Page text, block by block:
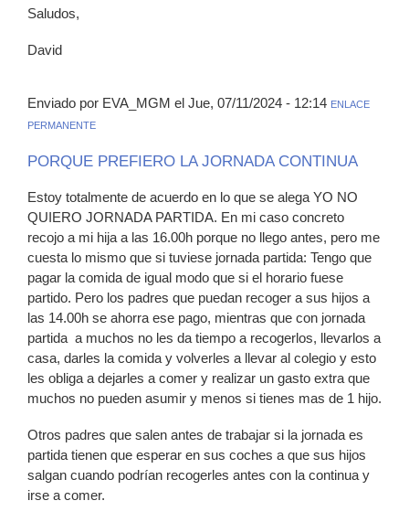
Saludos,
David
Enviado por EVA_MGM el Jue, 07/11/2024 - 12:14 ENLACE
PERMANENTE
PORQUE PREFIERO LA JORNADA CONTINUA
Estoy totalmente de acuerdo en lo que se alega YO NO
QUIERO JORNADA PARTIDA. En mi caso concreto
recojo a mi hija a las 16.00h porque no llego antes, pero me
cuesta lo mismo que si tuviese jornada partida: Tengo que
pagar la comida de igual modo que si el horario fuese
partido. Pero los padres que puedan recoger a sus hijos a
las 14.00h se ahorra ese pago, mientras que con jornada
partida a muchos no les da tiempo a recogerlos, llevarlos a
casa, darles la comida y volverles a llevar al colegio y esto
les obliga a dejarles a comer y realizar un gasto extra que
muchos no pueden asumir y menos si tienes mas de 1 hijo.
Otros padres que salen antes de trabajar si la jornada es
partida tienen que esperar en sus coches a que sus hijos
salgan cuando podrían recogerles antes con la continua y
irse a comer.